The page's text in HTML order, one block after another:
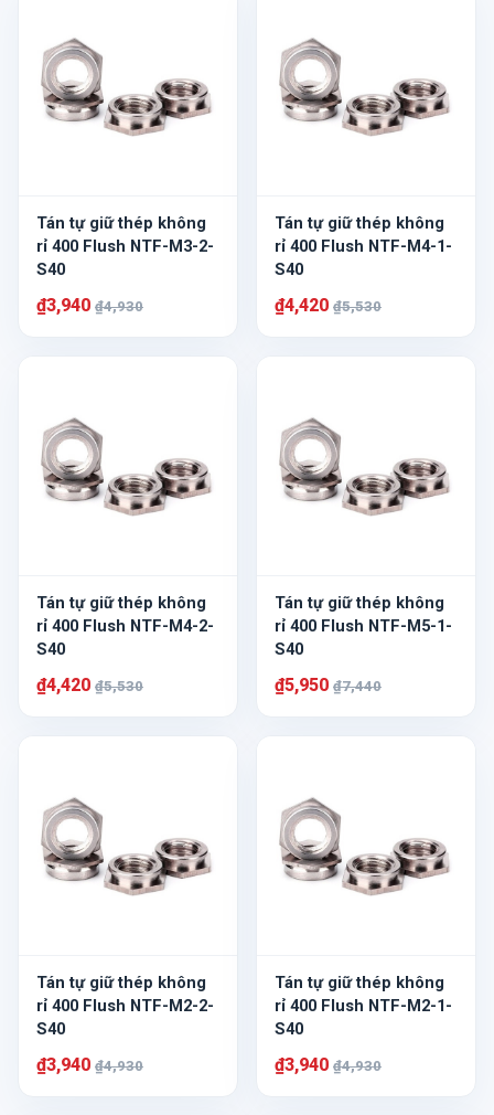
Tán tự giữ thép không
rỉ 400 Flush NTF-M3-2-
S40
₫3,940 ₫4,930
Tán tự giữ thép không
rỉ 400 Flush NTF-M4-1-
S40
₫4,420 ₫5,530
Tán tự giữ thép không
rỉ 400 Flush NTF-M4-2-
S40
₫4,420 ₫5,530
Tán tự giữ thép không
rỉ 400 Flush NTF-M5-1-
S40
₫5,950 ₫7,440
Tán tự giữ thép không
rỉ 400 Flush NTF-M2-2-
S40
₫3,940 ₫4,930
Tán tự giữ thép không
rỉ 400 Flush NTF-M2-1-
S40
₫3,940 ₫4,930